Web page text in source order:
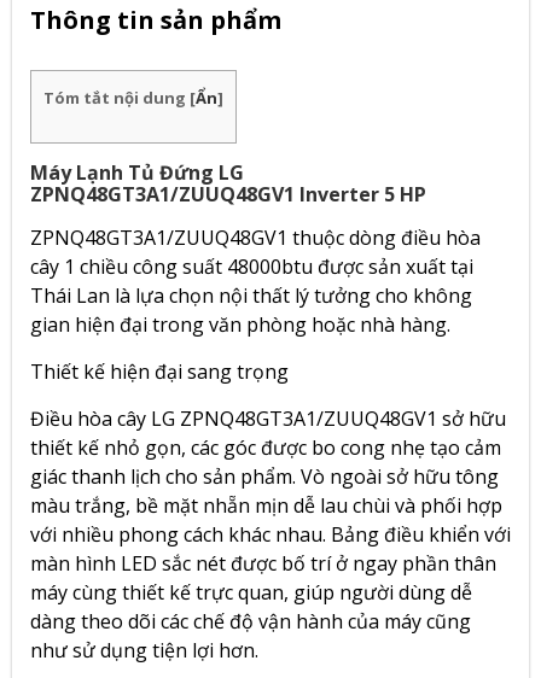
Thông tin sản phẩm
Tóm tắt nội dung [Ẩn]
Máy Lạnh Tủ Đứng LG
ZPNQ48GT3A1/ZUUQ48GV1 Inverter 5 HP
ZPNQ48GT3A1/ZUUQ48GV1 thuộc dòng điều hòa
cây 1 chiều công suất 48000btu được sản xuất tại
Thái Lan là lựa chọn nội thất lý tưởng cho không
gian hiện đại trong văn phòng hoặc nhà hàng.
Thiết kế hiện đại sang trọng
Điều hòa cây LG ZPNQ48GT3A1/ZUUQ48GV1 sở hữu
thiết kế nhỏ gọn, các góc được bo cong nhẹ tạo cảm
giác thanh lịch cho sản phẩm. Vò ngoài sở hữu tông
màu trắng, bề mặt nhẵn mịn dễ lau chùi và phối hợp
với nhiều phong cách khác nhau. Bảng điều khiển với
màn hình LED sắc nét được bố trí ở ngay phần thân
máy cùng thiết kế trực quan, giúp người dùng dễ
dàng theo dõi các chế độ vận hành của máy cũng
như sử dụng tiện lợi hơn.